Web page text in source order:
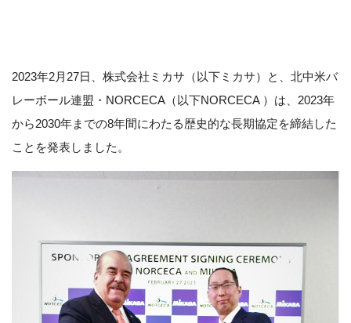
2023年2月27日、株式会社ミカサ（以下ミカサ）と、北中米バ
レーボール連盟・NORCECA（以下NORCECA ）は、2023年
から2030年までの8年間にわたる歴史的な長期協定を締結した
ことを発表しました。